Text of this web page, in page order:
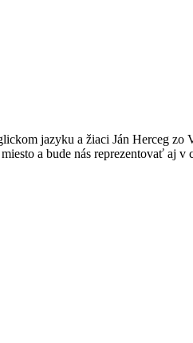
jazyku a žiaci Ján Herceg
a bude nás reprezentovať aj